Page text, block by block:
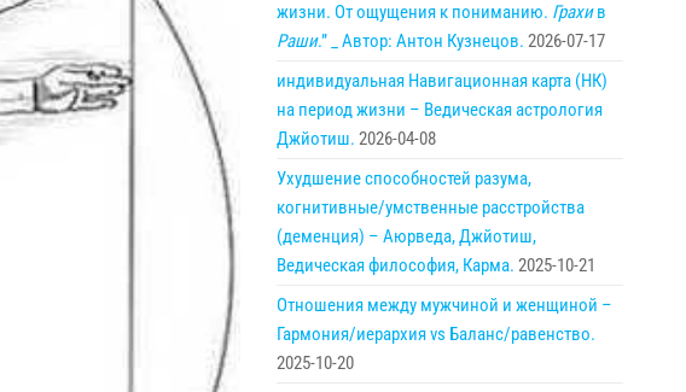
жизни. От ощущения к пониманию. Грахив
Раши.” _ Автор: Антон Кузнецов. 2026-07-17
индивидуальная Навигационная карта (НК)
на период жизни – Ведическая астрология
Джйотиш. 2026-04-08
Ухудшение способностей разума,
когнитивные/умственные расстройства
(деменция) – Аюрведа, Джйотиш,
Ведическая философия, Карма. 2025-10-21
Отношения между мужчиной и женщиной –
Гармония/иерархия vs Баланс/равенство.
2025-10-20